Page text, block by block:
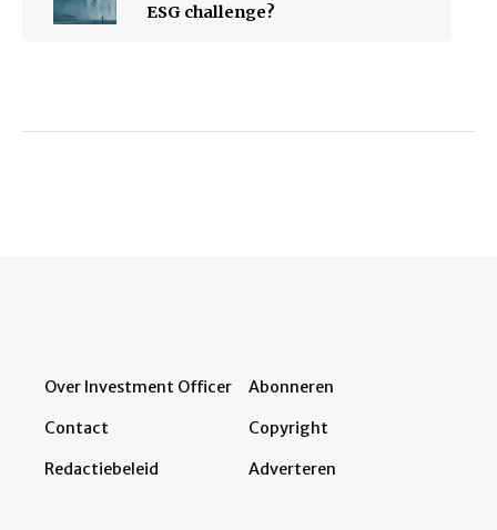
ESG challenge?
Over Investment Officer
Contact
Redactiebeleid
Abonneren
Copyright
Adverteren